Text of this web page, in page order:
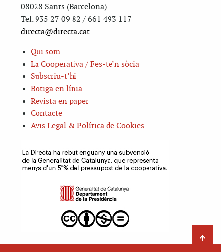
08028 Sants (Barcelona)
Tel. 935 27 09 82 / 661 493 117
directa@directa.cat
Qui som
La Cooperativa / Fes-te’n sòcia
Subscriu-t’hi
Botiga en línia
Revista en paper
Contacte
Avis Legal & Política de Cookies